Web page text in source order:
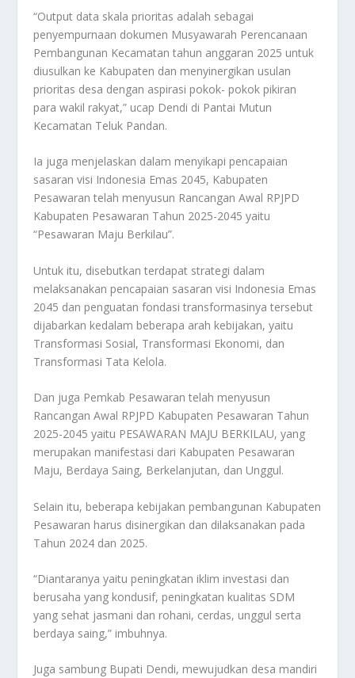
“Output data skala prioritas adalah sebagai
penyempurnaan dokumen Musyawarah Perencanaan
Pembangunan Kecamatan tahun anggaran 2025 untuk
diusulkan ke Kabupaten dan menyinergikan usulan
prioritas desa dengan aspirasi pokok- pokok pikiran
para wakil rakyat,” ucap Dendi di Pantai Mutun
Kecamatan Teluk Pandan.
Ia juga menjelaskan dalam menyikapi pencapaian
sasaran visi Indonesia Emas 2045, Kabupaten
Pesawaran telah menyusun Rancangan Awal RPJPD
Kabupaten Pesawaran Tahun 2025-2045 yaitu
“Pesawaran Maju Berkilau”.
Untuk itu, disebutkan terdapat strategi dalam
melaksanakan pencapaian sasaran visi Indonesia Emas
2045 dan penguatan fondasi transformasinya tersebut
dijabarkan kedalam beberapa arah kebijakan, yaitu
Transformasi Sosial, Transformasi Ekonomi, dan
Transformasi Tata Kelola.
Dan juga Pemkab Pesawaran telah menyusun
Rancangan Awal RPJPD Kabupaten Pesawaran Tahun
2025-2045 yaitu PESAWARAN MAJU BERKILAU, yang
merupakan manifestasi dari Kabupaten Pesawaran
Maju, Berdaya Saing, Berkelanjutan, dan Unggul.
Selain itu, beberapa kebijakan pembangunan Kabupaten
Pesawaran harus disinergikan dan dilaksanakan pada
Tahun 2024 dan 2025.
“Diantaranya yaitu peningkatan iklim investasi dan
berusaha yang kondusif, peningkatan kualitas SDM
yang sehat jasmani dan rohani, cerdas, unggul serta
berdaya saing,” imbuhnya.
Juga sambung Bupati Dendi, mewujudkan desa mandiri